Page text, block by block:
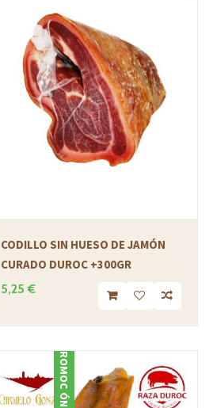
CODILLO SIN HUESO DE JAMÓN
CURADO DUROC +300GR
5,25 €
PROMOCIÓN